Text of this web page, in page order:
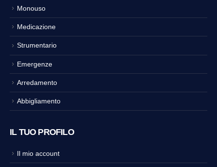
Monouso
Medicazione
Strumentario
Emergenze
Arredamento
Abbigliamento
IL TUO PROFILO
Il mio account